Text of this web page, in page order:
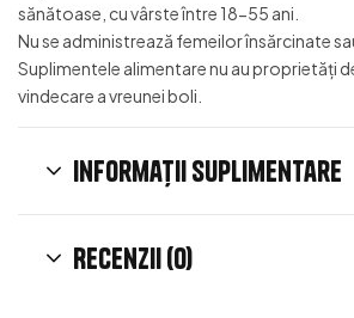
sănătoase, cu vârste între 18-55 ani.
Nu se administrează femeilor însărcinate
Suplimentele alimentare nu au proprietăți
vindecare a vreunei boli.
Informații suplimentare
Recenzii (0)